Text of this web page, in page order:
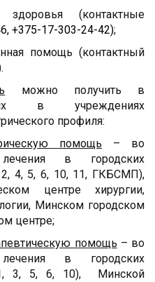
(контактные
+375-17-303-24-42);
помощь (контактный
можно получить в
в учреждениях
профиля:
помощь – во
в городских
2, 4, 5, 6, 10, 11, ГКБСМП),
центре хирургии,
Минском городском
центре;
помощь – во
в городских
(1, 3, 5, 6, 10), Минской